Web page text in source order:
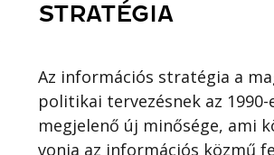
STRATÉGIA
Az információs stratégia a
politikai tervezésnek az 1990-
megjelenő új minősége, ami
vonja az információs közmű